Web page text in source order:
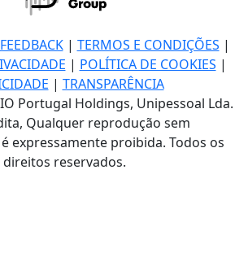
FEEDBACK| TERMOS E CONDIÇÕES |
| POLÍTICA DE COOKIES |
| TRANSPARÊNCIA
Portugal Holdings, Unipessoal Lda.
Qualquer reprodução sem
expressamente proibida. Todos os
direitos reservados.